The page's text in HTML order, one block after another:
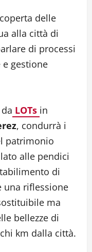
delle
alla città di
di processi
gestione
LOTs in
, condurrà i
patrimonio
alle pendici
di
una riflessione
ma
bellezze di
km dalla città.